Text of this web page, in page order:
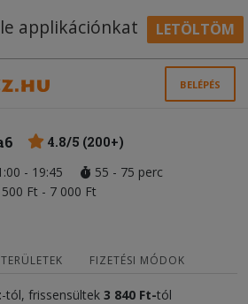
applikációnkat LETÖLTÖM
BELÉPÉS
4.8/5 (200+)
- 19:45
55 - 75 perc
Ft - 7 000 Ft
FIZETÉSI MÓDOK
-tól, frissensültek 3 840 Ft-tól